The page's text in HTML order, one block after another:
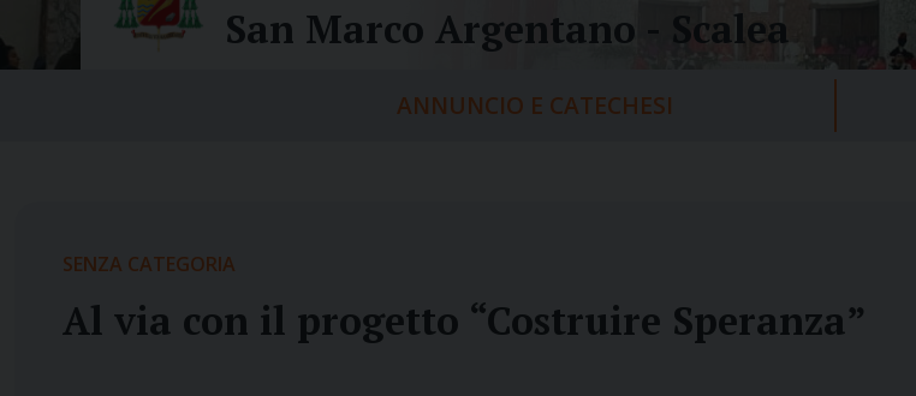
San Marco Argentano - Scalea
ANNUNCIO E CATECHESI
SENZA CATEGORIA
Al via con il progetto “Costruire Speranza”